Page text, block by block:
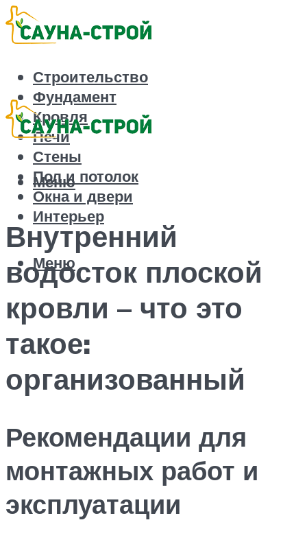
Строительство
Фундамент
Кровля
Печи
Стены
Пол и потолок
Окна и двери
Интерьер
Меню
Меню
Внутренний
водосток плоской
кровли – что это
такое:
организованный
Рекомендации для
монтажных работ и
эксплуатации